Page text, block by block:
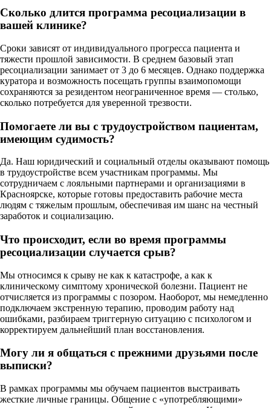
Сколько длится программа ресоциализации в
вашей клинике?
Сроки зависят от индивидуального прогресса пациента и
тяжести прошлой зависимости. В среднем базовый этап
ресоциализации занимает от 3 до 6 месяцев. Однако поддержка
куратора и возможность посещать группы взаимопомощи
сохраняются за резидентом неограниченное время — столько,
сколько потребуется для уверенной трезвости.
Помогаете ли вы с трудоустройством пациентам,
имеющим судимость?
Да. Наш юридический и социальный отделы оказывают помощь
в трудоустройстве всем участникам программы. Мы
сотрудничаем с лояльными партнерами и организациями в
Красноярске, которые готовы предоставить рабочие места
людям с тяжелым прошлым, обеспечивая им шанс на честный
заработок и социализацию.
Что происходит, если во время программы
ресоциализации случается срыв?
Мы относимся к срыву не как к катастрофе, а как к
клиническому симптому хронической болезни. Пациент не
отчисляется из программы с позором. Наоборот, мы немедленно
подключаем экстренную терапию, проводим работу над
ошибками, разбираем триггерную ситуацию с психологом и
корректируем дальнейший план восстановления.
Могу ли я общаться с прежними друзьями после
выписки?
В рамках программы мы обучаем пациентов выстраивать
жесткие личные границы. Общение с «употребляющими»